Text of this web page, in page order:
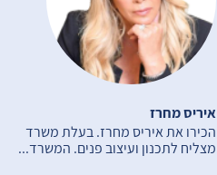
איריס מחרז
הכירו את איריס מחרז. בעלת משרד
מצליח לתכנון ועיצוב פנים. המשרד...